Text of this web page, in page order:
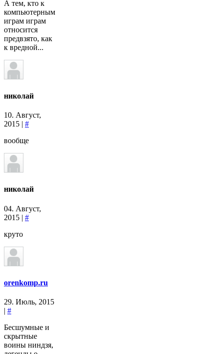
А тем, кто к
компьютерным
играм играм
относится
предвзято, как
к вредной...
николай
10. Август,
2015 | #
вообще
николай
04. Август,
2015 | #
круто
orenkomp.ru
29. Июль, 2015
| #
Бесшумные и
скрытные
воины ниндзя,